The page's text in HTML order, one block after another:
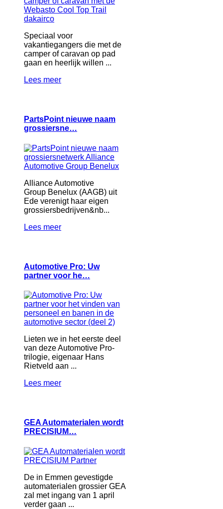
Speciaal voor
vakantiegangers die met de
camper of caravan op pad
gaan en heerlijk willen ...
Lees meer
PartsPoint nieuwe naam
grossiersne…
Alliance Automotive
Group Benelux (AAGB) uit
Ede verenigt haar eigen
grossiersbedrijven&nb...
Lees meer
Automotive Pro: Uw
partner voor he…
Lieten we in het eerste deel
van deze Automotive Pro-
trilogie, eigenaar Hans
Rietveld aan ...
Lees meer
GEA Automaterialen wordt
PRECISIUM…
De in Emmen gevestigde
automaterialen grossier GEA
zal met ingang van 1 april
verder gaan ...